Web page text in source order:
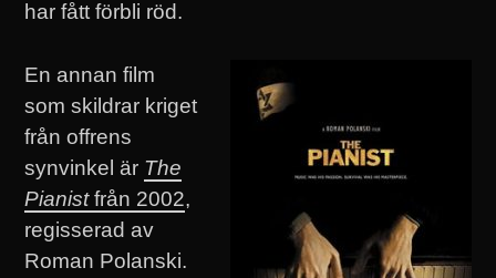
har fått förbli röd.
En annan film
som skildrar kriget
från offrens
synvinkel är The
Pianistfrån 2002,
regisserad av
Roman Polanski.